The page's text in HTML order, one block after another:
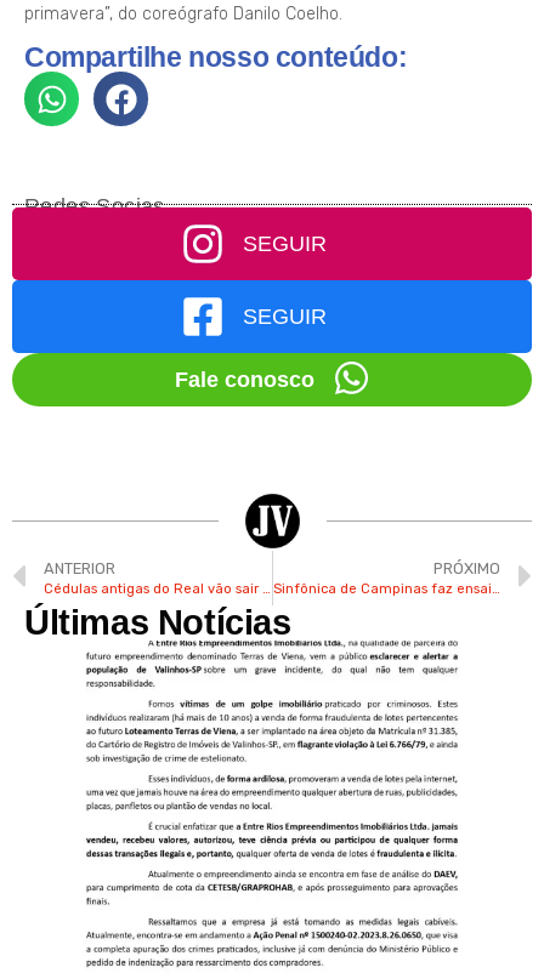
primavera”, do coreógrafo Danilo Coelho.
Compartilhe nosso conteúdo:
Redes Socias
SEGUIR
SEGUIR
Fale conosco
ANTERIOR
Cédulas antigas do Real vão sair de circulação, anuncia Banco Central
PRÓXIMO
Sinfônica de Campinas faz ensaio com entrada gratuita nesta sexta no Castro Mendes
Últimas Notícias